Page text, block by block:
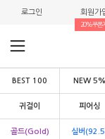
로그인 회원가
20%쿠폰
BEST 100 NEW 5%
귀걸이 피어싱
골드(Gold) 실버